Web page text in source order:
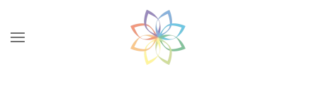
Skip to main content